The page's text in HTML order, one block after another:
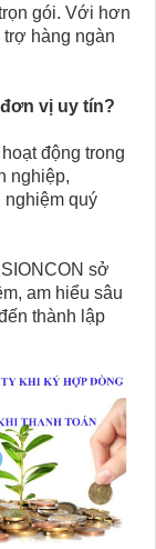
gói. Với hơn
trợ hàng ngàn
vị uy tín?
động trong
nghiệp,
quý
sở
am hiểu sâu
thành lập